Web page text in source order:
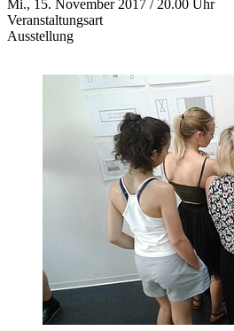
Mi., 15. November 2017 / 20.00 Uhr
Veranstaltungsart
Ausstellung